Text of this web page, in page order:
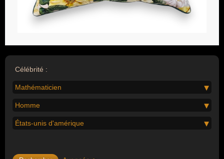
Célébrité :
Mathématicien
Homme
États-unis d'amérique